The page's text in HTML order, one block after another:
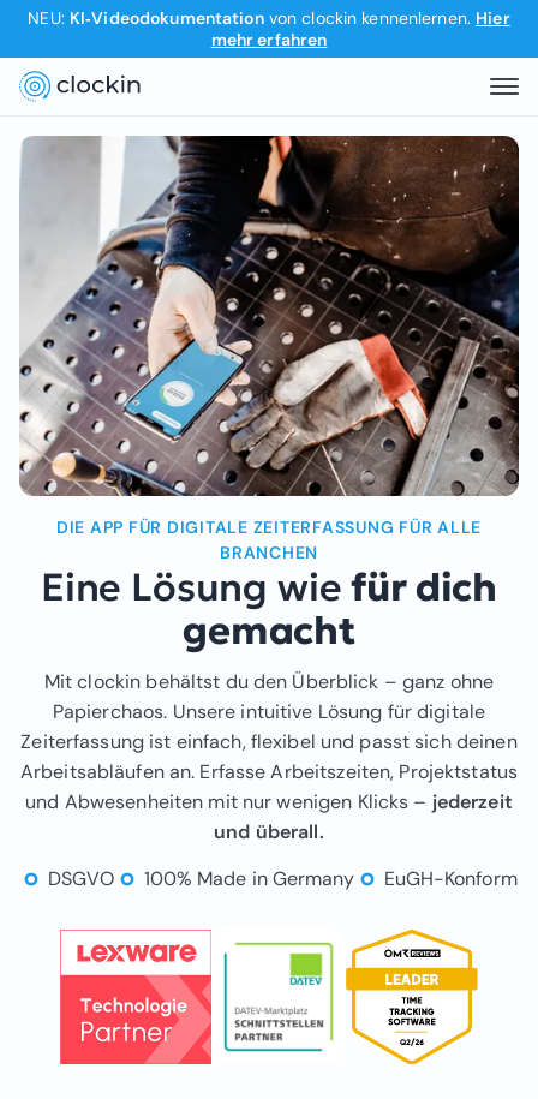
NEU: KI‑Videodokumentationvon clockin kennenlernen. Hier
mehr erfahren
DIE APP FÜR DIGITALE ZEITERFASSUNG FÜR ALLE
BRANCHEN
Eine Lösung wiefür dich
gemacht
Mit clockin behältst du den Überblick – ganz ohne
Papierchaos. Unsere intuitive Lösung für digitale
Zeiterfassung ist einfach, flexibel und passt sich deinen
Arbeitsabläufen an. Erfasse Arbeitszeiten, Projektstatus
und Abwesenheiten mit nur wenigen Klicks – jederzeit
und überall.
DSGVO
100% Made in Germany EuGH-Konform